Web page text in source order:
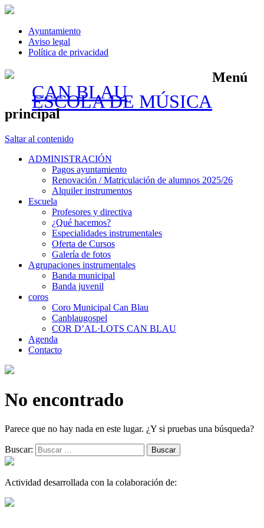
Ayuntamiento
Aviso legal
Política de privacidad
CAN BLAU
ESCOLA DE MÚSICA
Menú
principal
Saltar al contenido
ADMINISTRACIÓN
Pagos ayuntamiento
Renovación / Matriculación de alumnos 2025/26
Alquiler instrumentos
Escuela
Profesores y directiva
¿Qué hacemos?
Especialidades instrumentales
Oferta de Cursos
Galería de fotos
Agrupaciones instrumentales
Banda municipal
Banda juvenil
coros
Coro Municipal Can Blau
Canblaugospel
COR D’AL·LOTS CAN BLAU
Agenda
Contacto
No encontrado
Parece que no hay nada en este lugar. ¿Y si pruebas una búsqueda?
Buscar:
Actividad desarrollada con la colaboración de: